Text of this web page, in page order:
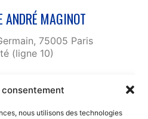
consentement
nous utilisons des technologies
ANDRÉ MAGINOT
75005 Paris
(ligne 10)